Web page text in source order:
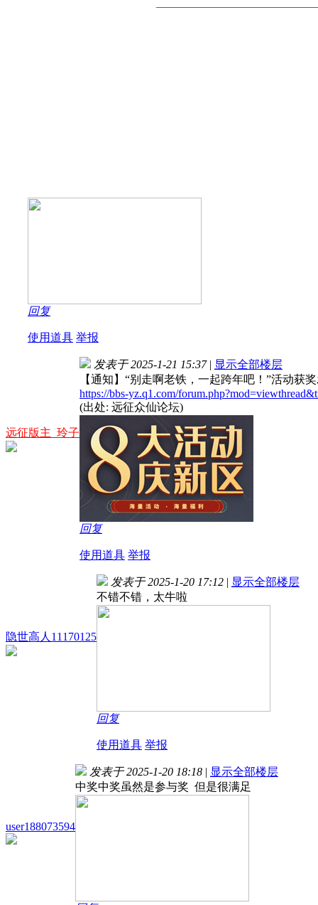
回复
使用道具 举报
远征版主_玲子
发表于 2025-1-21 15:37 | 显示全部楼层
【通知】“别走啊老铁，一起跨年吧！”活动获
https://bbs-yz.q1.com/
(出处: 远征众仙论坛)
回复
使用道具 举报
隐世高人11170125
发表于 2025-1-20 17:12 | 显示全部楼层
不错不错，太牛啦
回复
使用道具 举报
user188073594
发表于 2025-1-20 18:18 | 显示全部楼层
中奖中奖虽然是参与奖 但是很满足